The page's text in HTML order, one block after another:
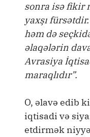
sonra isə fikir
yaxşı
həm də
əlaqələrin
Avrasiya
maraqlıdır”.
O, əlavə edib
iqtisadi və
etdirmək